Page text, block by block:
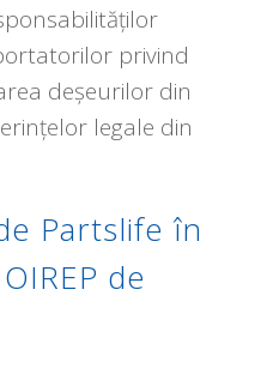
privind
deșeurilor din
legale din
Partslife în
de